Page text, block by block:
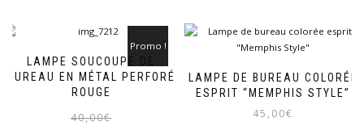
70,00€.
45,00€.
LAMPE SOUCOUPE DE
BUREAU EN MÉTAL PERFORÉ
ROUGE
Promo !
40,00€
LAMPE DE BUREAU COLORÉE
ESPRIT “MEMPHIS STYLE”
45,00€